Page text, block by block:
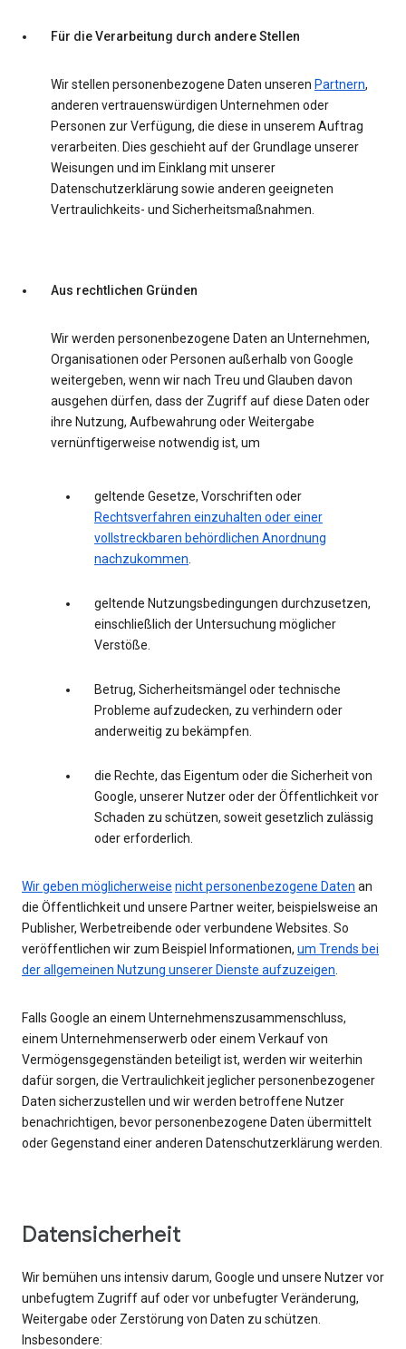
Für die Verarbeitung durch andere Stellen
Wir stellen personenbezogene Daten unseren Partnern,
anderen vertrauenswürdigen Unternehmen oder
Personen zur Verfügung, die diese in unserem Auftrag
verarbeiten. Dies geschieht auf der Grundlage unserer
Weisungen und im Einklang mit unserer
Datenschutzerklärung sowie anderen geeigneten
Vertraulichkeits- und Sicherheitsmaßnahmen.
Aus rechtlichen Gründen
Wir werden personenbezogene Daten an Unternehmen,
Organisationen oder Personen außerhalb von Google
weitergeben, wenn wir nach Treu und Glauben davon
ausgehen dürfen, dass der Zugriff auf diese Daten oder
ihre Nutzung, Aufbewahrung oder Weitergabe
vernünftigerweise notwendig ist, um
geltende Gesetze, Vorschriften oder
Rechtsverfahren einzuhalten oder einer
vollstreckbaren behördlichen Anordnung
nachzukommen.
geltende Nutzungsbedingungen durchzusetzen,
einschließlich der Untersuchung möglicher
Verstöße.
Betrug, Sicherheitsmängel oder technische
Probleme aufzudecken, zu verhindern oder
anderweitig zu bekämpfen.
die Rechte, das Eigentum oder die Sicherheit von
Google, unserer Nutzer oder der Öffentlichkeit vor
Schaden zu schützen, soweit gesetzlich zulässig
oder erforderlich.
Wir geben möglicherweise nicht personenbezogene Daten an
die Öffentlichkeit und unsere Partner weiter, beispielsweise an
Publisher, Werbetreibende oder verbundene Websites. So
veröffentlichen wir zum Beispiel Informationen, um Trends bei
der allgemeinen Nutzung unserer Dienste aufzuzeigen.
Falls Google an einem Unternehmenszusammenschluss,
einem Unternehmenserwerb oder einem Verkauf von
Vermögensgegenständen beteiligt ist, werden wir weiterhin
dafür sorgen, die Vertraulichkeit jeglicher personenbezogener
Daten sicherzustellen und wir werden betroffene Nutzer
benachrichtigen, bevor personenbezogene Daten übermittelt
oder Gegenstand einer anderen Datenschutzerklärung werden.
Datensicherheit
Wir bemühen uns intensiv darum, Google und unsere Nutzer vor
unbefugtem Zugriff auf oder vor unbefugter Veränderung,
Weitergabe oder Zerstörung von Daten zu schützen.
Insbesondere: